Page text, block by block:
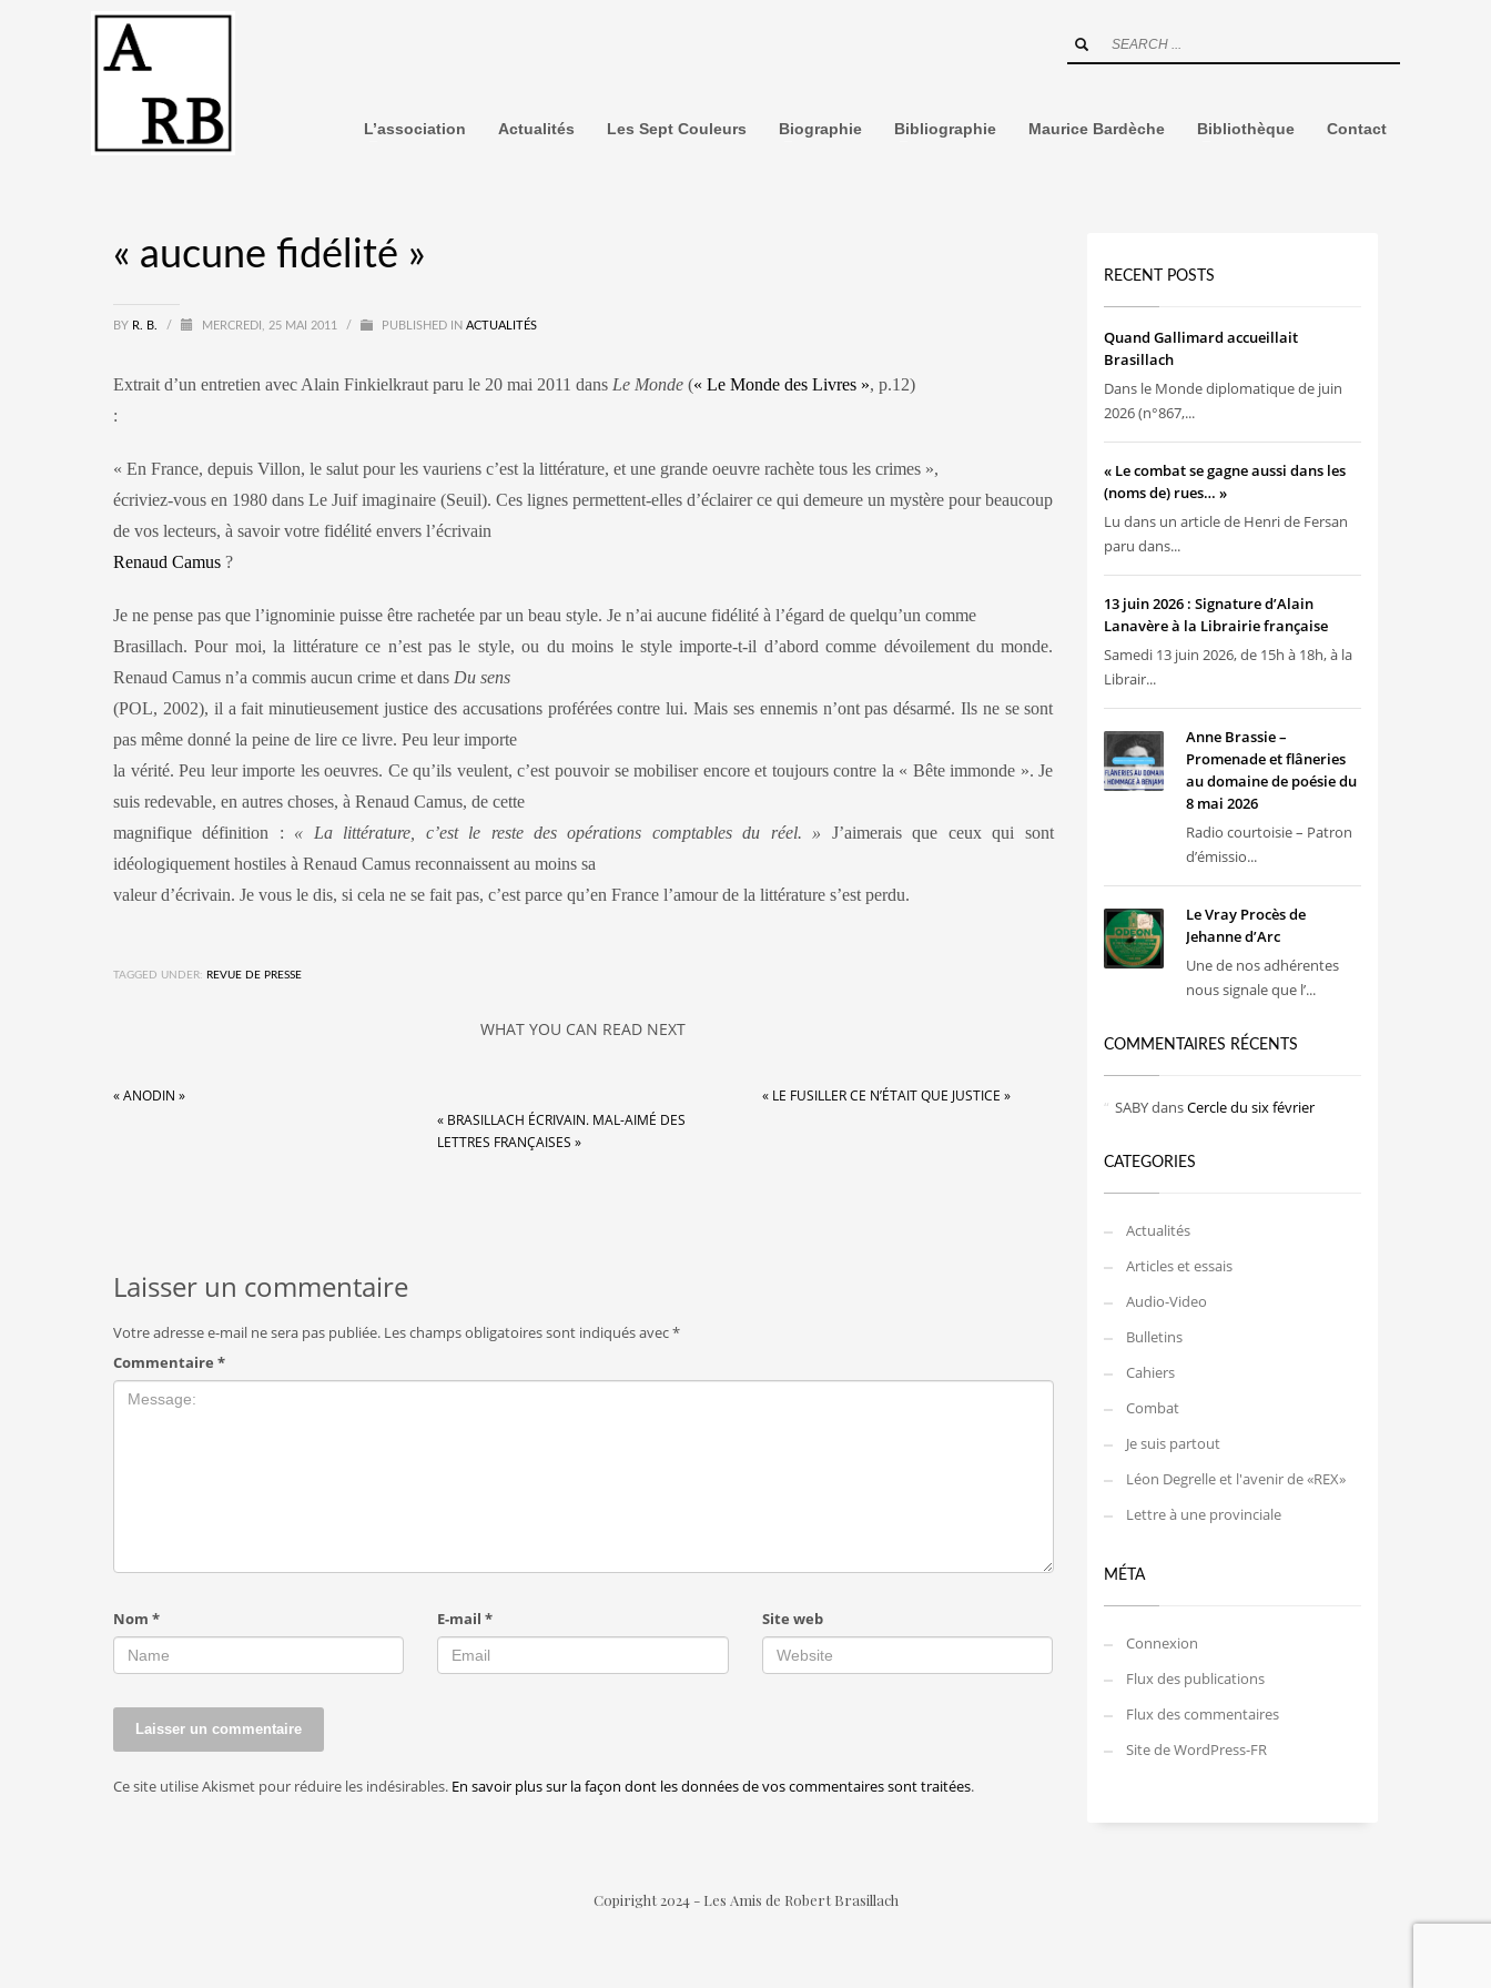
L’association Actualités Les Sept Couleurs Biographie Bibliographie Maurice Bardèche Bibliothèque Contact
« aucune fidélité »
BY R. B. / MERCREDI, 25 MAI 2011 / PUBLISHED IN ACTUALITÉS
Extrait d’un entretien avec Alain Finkielkraut paru le 20 mai 2011 dans Le Monde (« Le Monde des Livres », p.12)
:
« En France, depuis Villon, le salut pour les vauriens c’est la littérature, et une grande oeuvre rachète tous les crimes »,
écriviez-vous en 1980 dans Le Juif imaginaire (Seuil). Ces lignes permettent-elles d’éclairer ce qui demeure un mystère pour beaucoup
de vos lecteurs, à savoir votre fidélité envers l’écrivain
Renaud Camus ?
Je ne pense pas que l’ignominie puisse être rachetée par un beau style. Je n’ai aucune fidélité à l’égard de quelqu’un comme
Brasillach. Pour moi, la littérature ce n’est pas le style, ou du moins le style importe-t-il d’abord comme dévoilement du monde.
Renaud Camus n’a commis aucun crime et dans Du sens
(POL, 2002), il a fait minutieusement justice des accusations proférées contre lui. Mais ses ennemis n’ont pas désarmé. Ils ne se sont
pas même donné la peine de lire ce livre. Peu leur importe
la vérité. Peu leur importe les oeuvres. Ce qu’ils veulent, c’est pouvoir se mobiliser encore et toujours contre la « Bête immonde ». Je
suis redevable, en autres choses, à Renaud Camus, de cette
magnifique définition : « La littérature, c’est le reste des opérations comptables du réel. » J’aimerais que ceux qui sont
idéologiquement hostiles à Renaud Camus reconnaissent au moins sa
valeur d’écrivain. Je vous le dis, si cela ne se fait pas, c’est parce qu’en France l’amour de la littérature s’est perdu.
TAGGED UNDER: REVUE DE PRESSE
WHAT YOU CAN READ NEXT
« ANODIN »
« BRASILLACH ÉCRIVAIN. MAL-AIMÉ DES
LETTRES FRANÇAISES »
« LE FUSILLER CE N’ÉTAIT QUE JUSTICE »
Laisser un commentaire
Votre adresse e-mail ne sera pas publiée. Les champs obligatoires sont indiqués avec*
Commentaire *
Nom * E-mail* Site web
Ce site utilise Akismet pour réduire les indésirables. En savoir plus sur la façon dont les données de vos commentaires sont traitées.
RECENT POSTS
Quand Gallimard accueillait
Brasillach
Dans le Monde diplomatique de juin
2026 (n°867,...
« Le combat se gagne aussi dans les
(noms de) rues… »
Lu dans un article de Henri de Fersan
paru dans...
13 juin 2026 : Signature d’Alain
Lanavère à la Librairie française
Samedi 13 juin 2026, de 15h à 18h, à la
Librair...
Anne Brassie –
Promenade et flâneries
au domaine de poésie du
8 mai 2026
Radio courtoisie – Patron
d’émissio...
Le Vray Procès de
Jehanne d’Arc
Une de nos adhérentes
nous signale que l’...
COMMENTAIRES RÉCENTS
SABYdansCercle du six février
CATEGORIES
Actualités
Articles et essais
Audio-Video
Bulletins
Cahiers
Combat
Je suis partout
Léon Degrelle et l'avenir de «REX»
Lettre à une provinciale
MÉTA
Connexion
Flux des publications
Flux des commentaires
Site de WordPress-FR
Copiright 2024 - Les Amis de Robert Brasillach